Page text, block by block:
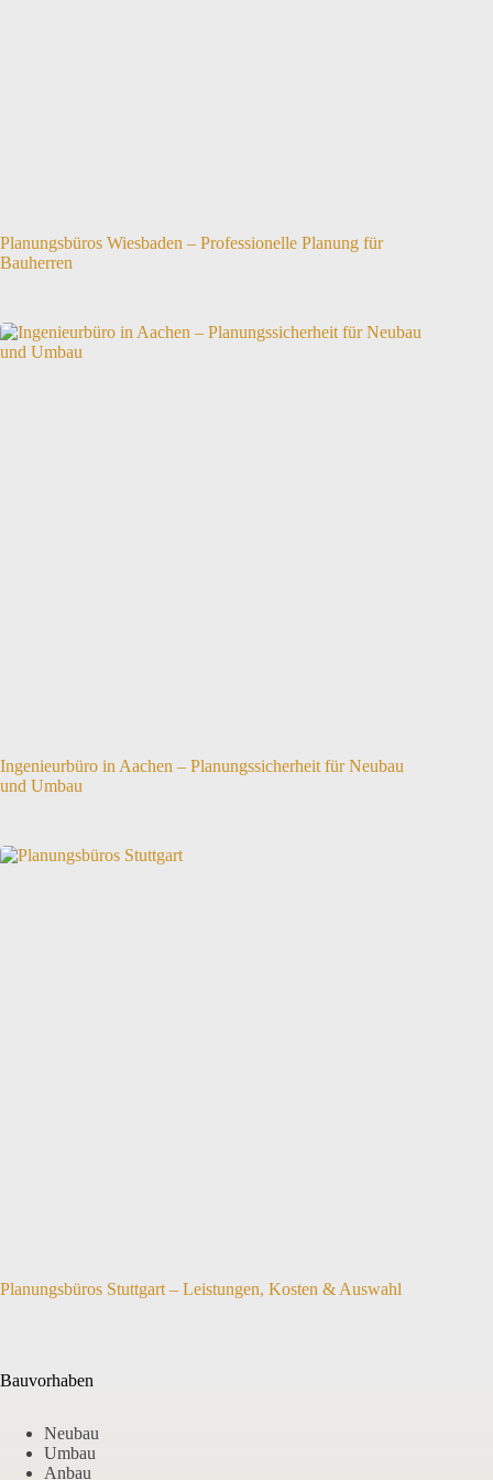
Planungsbüros Wiesbaden – Professionelle Planung für
Bauherren
Ingenieurbüro in Aachen – Planungssicherheit für Neubau
und Umbau
Planungsbüros Stuttgart – Leistungen, Kosten & Auswahl
Bauvorhaben
Neubau
Umbau
Anbau